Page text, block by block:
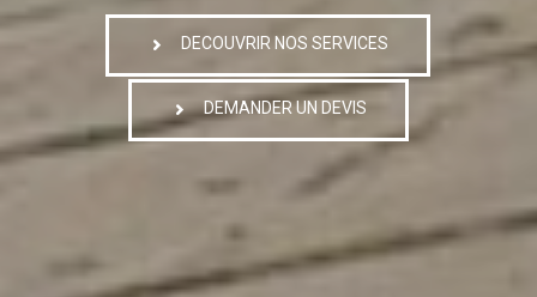
DECOUVRIR NOS SERVICES
DEMANDER UN DEVIS